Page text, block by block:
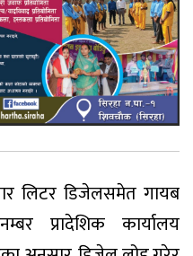
लिटर डिजेलसमेत गायब
प्रादेशिक कार्यालय